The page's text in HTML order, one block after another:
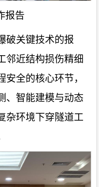
报告
破关键技术的报
邻近结构损伤精细
全的核心环节，
、智能建模与动态
杂环境下穿隧道工